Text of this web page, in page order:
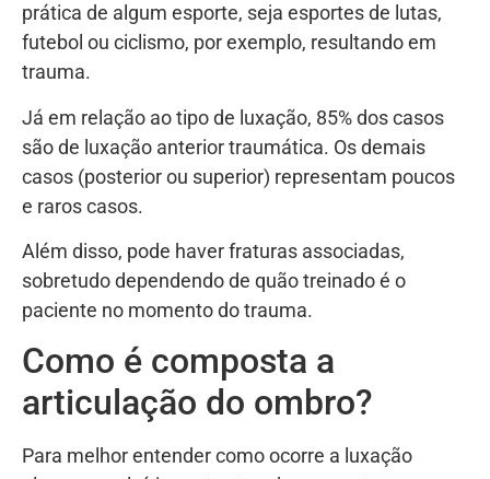
prática de algum esporte, seja esportes de lutas,
futebol ou ciclismo, por exemplo, resultando em
trauma.
Já em relação ao tipo de luxação, 85% dos casos
são de luxação anterior traumática. Os demais
casos (posterior ou superior) representam poucos
e raros casos.
Além disso, pode haver fraturas associadas,
sobretudo dependendo de quão treinado é o
paciente no momento do trauma.
Como é composta a
articulação do ombro?
Para melhor entender como ocorre a luxação